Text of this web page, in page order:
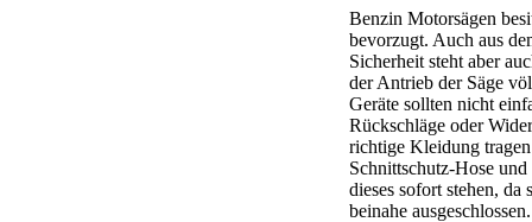
Benzin Motorsägen
bevorzugt. Auch aus
Sicherheit steht aber
der Antrieb der Säge
Geräte sollten nicht
Rückschläge oder
richtige Kleidung
Schnittschutz-Hose
dieses sofort stehen,
beinahe ausgeschlossen.